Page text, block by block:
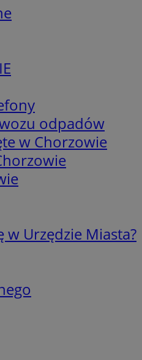
odpadów
w Chorzowie
w Urzędzie Miasta?